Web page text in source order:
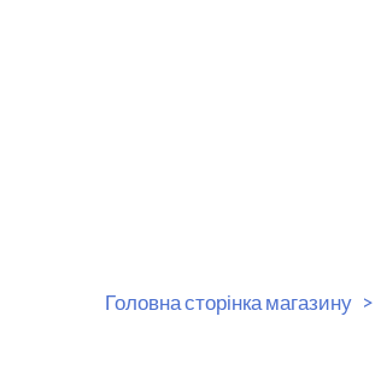
Головна сторінка магазину